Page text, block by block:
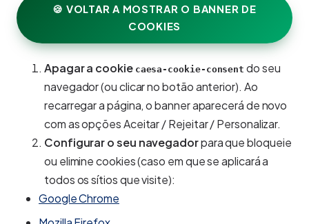
🍪 VOLTAR A MOSTRAR O BANNER DE
COOKIES
Apagar a cookie caesa-cookie-consent do seu
navegador (ou clicar no botão anterior). Ao
recarregar a página, o banner aparecerá de novo
com as opções Aceitar / Rejeitar / Personalizar.
Configurar o seu navegadorpara que bloqueie
ou elimine cookies (caso em que se aplicará a
todos os sítios que visite):
Google Chrome